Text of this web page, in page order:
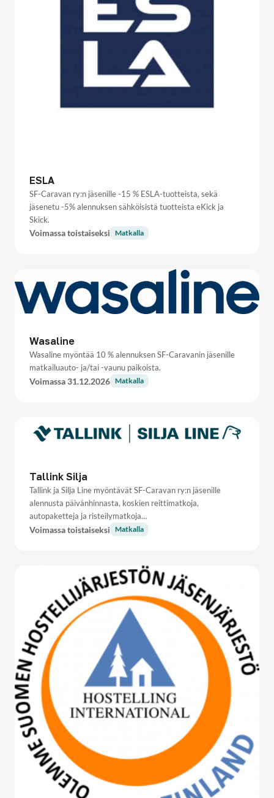
ESLA
SF-Caravan ry:n jäsenille -15 % ESLA-tuotteista, sekä
jäsenetu -5% alennuksen sähköisistä tuotteista eKick ja
Skick.
Voimassa toistaiseksi Matkalla
Wasaline
Wasaline myöntää 10 % alennuksen SF-Caravanin jäsenille
matkailuauto- ja/tai -vaunu paikoista.
Voimassa 31.12.2026 Matkalla
Tallink Silja
Tallink ja Silja Line myöntävät SF-Caravan ry:n jäsenille
alennusta päivänhinnasta, koskien reittimatkoja,
autopaketteja ja risteilymatkoja…
Voimassa toistaiseksi Matkalla